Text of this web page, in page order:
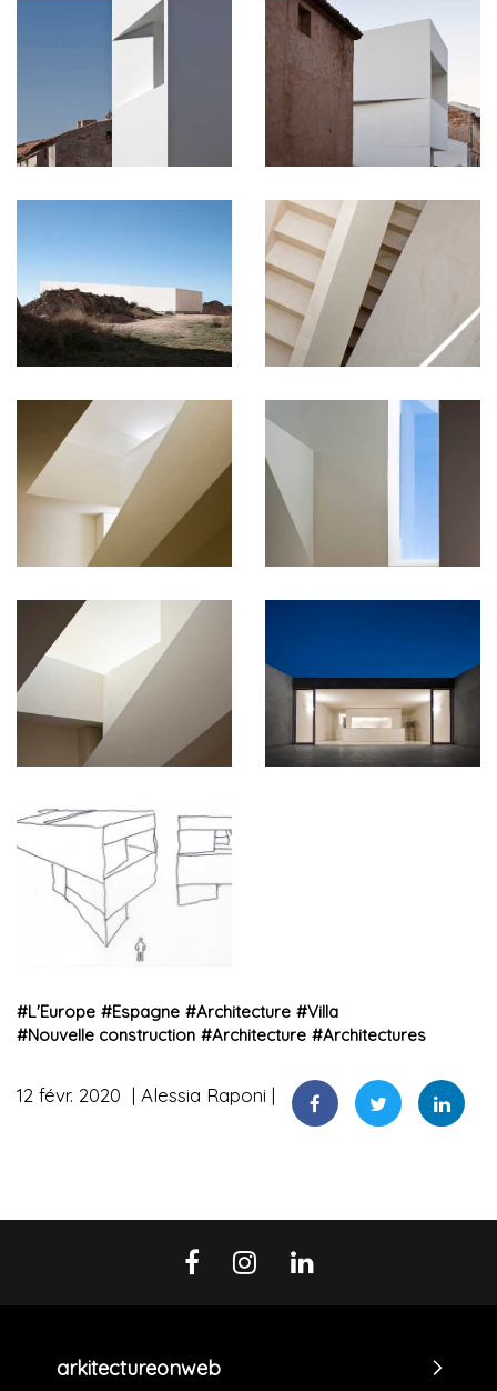
#L'Europe #Espagne #Architecture #Villa
#Nouvelle construction #Architecture #Architectures
12 févr. 2020 Alessia Raponi
arkitectureonweb